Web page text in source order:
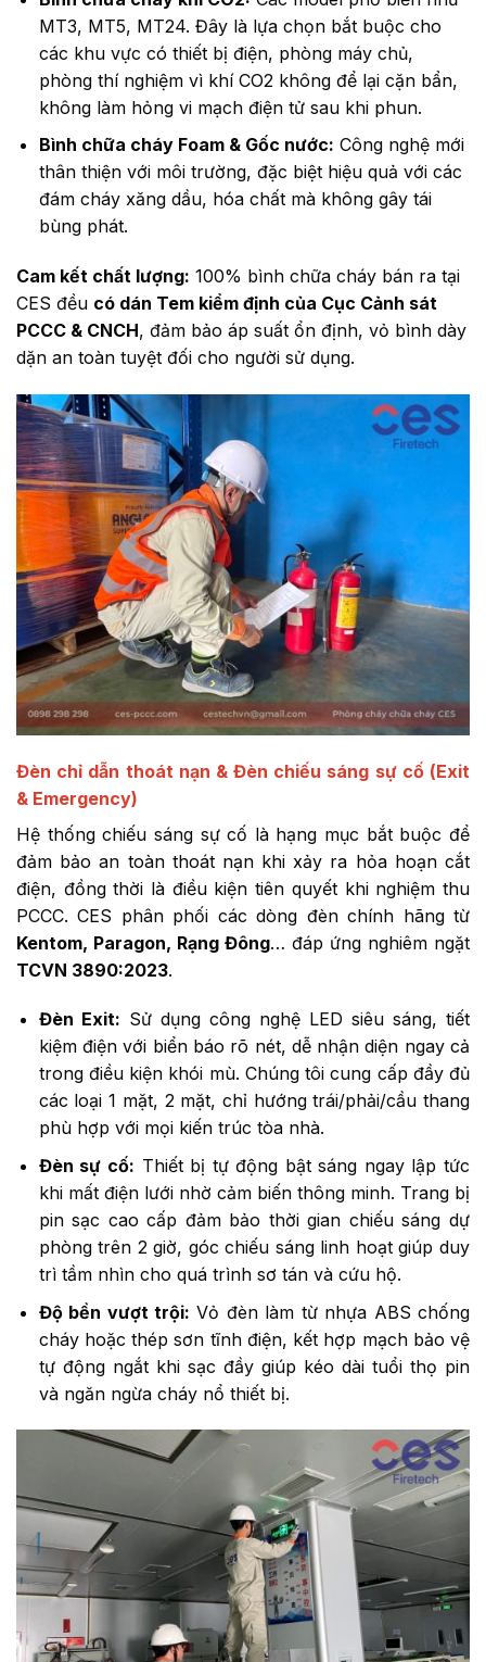
MT3, MT5, MT24. Đây là lựa chọn bắt buộc cho
các khu vực có thiết bị điện, phòng máy chủ,
phòng thí nghiệm vì khí CO2 không để lại cặn bẩn,
không làm hỏng vi mạch điện tử sau khi phun.
Bình chữa cháy Foam & Gốc nước: Công nghệ mới
thân thiện với môi trường, đặc biệt hiệu quả với các
đám cháy xăng dầu, hóa chất mà không gây tái
bùng phát.
Cam kết chất lượng: 100% bình chữa cháy bán ra tại
CES đều có dán Tem kiểm định của Cục Cảnh sát
PCCC & CNCH, đảm bảo áp suất ổn định, vỏ bình dày
dặn an toàn tuyệt đối cho người sử dụng.
Đèn chỉ dẫn thoát nạn & Đèn chiếu sáng sự cố (Exit
& Emergency)
Hệ thống chiếu sáng sự cố là hạng mục bắt buộc để
đảm bảo an toàn thoát nạn khi xảy ra hỏa hoạn cắt
điện, đồng thời là điều kiện tiên quyết khi nghiệm thu
PCCC. CES phân phối các dòng đèn chính hãng từ
Kentom, Paragon, Rạng Đông… đáp ứng nghiêm ngặt
TCVN 3890:2023.
Đèn Exit: Sử dụng công nghệ LED siêu sáng, tiết
kiệm điện với biển báo rõ nét, dễ nhận diện ngay cả
trong điều kiện khói mù. Chúng tôi cung cấp đầy đủ
các loại 1 mặt, 2 mặt, chỉ hướng trái/phải/cầu thang
phù hợp với mọi kiến trúc tòa nhà.
Đèn sự cố: Thiết bị tự động bật sáng ngay lập tức
khi mất điện lưới nhờ cảm biến thông minh. Trang bị
pin sạc cao cấp đảm bảo thời gian chiếu sáng dự
phòng trên 2 giờ, góc chiếu sáng linh hoạt giúp duy
trì tầm nhìn cho quá trình sơ tán và cứu hộ.
Độ bền vượt trội: Vỏ đèn làm từ nhựa ABS chống
cháy hoặc thép sơn tĩnh điện, kết hợp mạch bảo vệ
tự động ngắt khi sạc đầy giúp kéo dài tuổi thọ pin
và ngăn ngừa cháy nổ thiết bị.